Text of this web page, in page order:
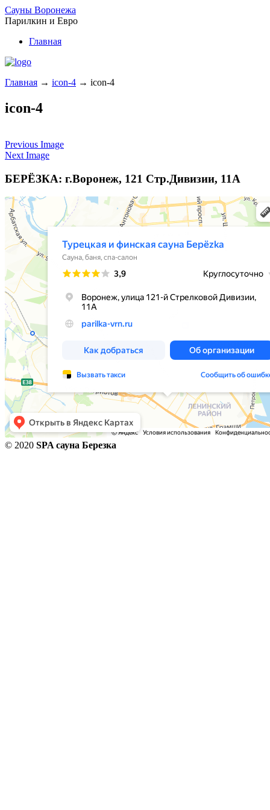
Сауны Воронежа
Парилкин и Евро
Главная
Главная → icon-4 → icon-4
icon-4
Previous Image
Next Image
БЕРЁЗКА: г.Воронеж, 121 Стр.Дивизии, 11А
© 2020 SPA сауна Березка